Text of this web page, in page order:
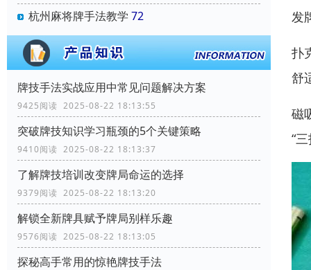
杭州麻将牌手法教学 72
牌技手法实战应用中常见问题解决方案
9425阅读 2025-08-22 18:13:55
突破牌技知识学习瓶颈的5个关键策略
9410阅读 2025-08-22 18:13:37
了解牌技培训改变牌局命运的选择
9379阅读 2025-08-22 18:13:20
解锁全新牌具赋予牌局别样乐趣
9576阅读 2025-08-22 18:13:05
探秘高手常用的惊艳牌技手法
发
扑
舒
磁
“